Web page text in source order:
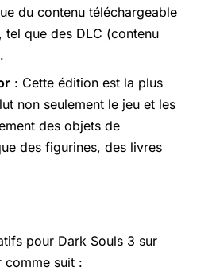
du contenu téléchargeable
tel que des DLC (contenu
: Cette édition est la plus
non seulement le jeu et les
des objets de
des figurines, des livres
pour Dark Souls 3 sur
comme suit :